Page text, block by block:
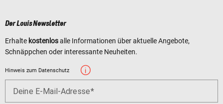
Der Louis Newsletter
Erhalte kostenlosalle Informationen über aktuelle Angebote,
Schnäppchen oder interessante Neuheiten.
Hinweis zum Datenschutz
Deine E-Mail-Adresse